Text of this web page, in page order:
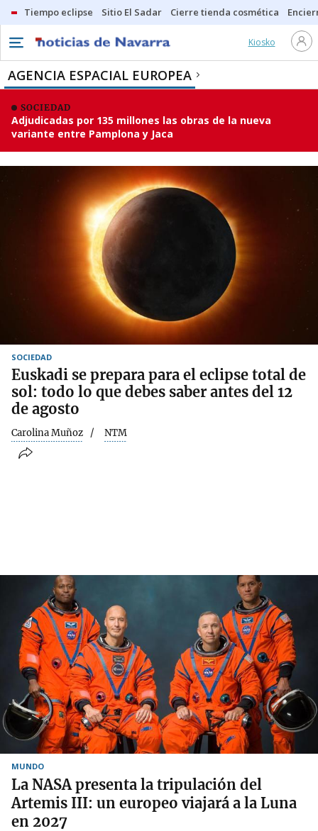
Tiempo eclipse Sitio El Sadar Cierre tienda cosmética
Kiosko
AGENCIA ESPACIAL EUROPEA
SOCIEDAD
Adjudicadas por 135 millones las obras de la nueva
variante entre Pamplona y Jaca
SOCIEDAD
Euskadi se prepara para el eclipse total de
sol: todo lo que debes saber antes del 12
de agosto
Carolina Muñoz NTM
MUNDO
La NASA presenta la tripulación del
Artemis III: un europeo viajará a la Luna
en 2027